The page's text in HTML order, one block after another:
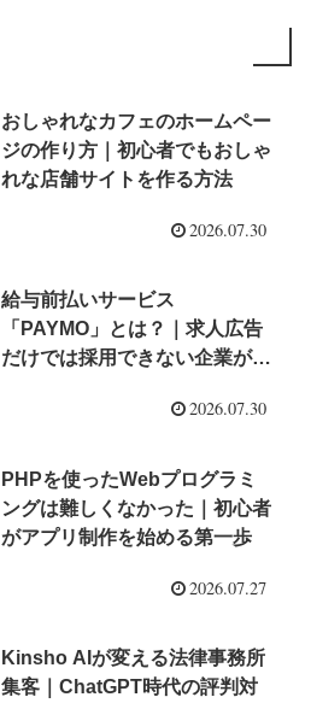
おしゃれなカフェのホームペー
ジの作り方｜初心者でもおしゃ
れな店舗サイトを作る方法
2026.07.30
給与前払いサービス
「PAYMO」とは？｜求人広告
だけでは採用できない企業が注
2026.07.30
PHPを使ったWebプログラミ
ングは難しくなかった｜初心者
がアプリ制作を始める第一歩
2026.07.27
Kinsho AIが変える法律事務所
集客｜ChatGPT時代の評判対